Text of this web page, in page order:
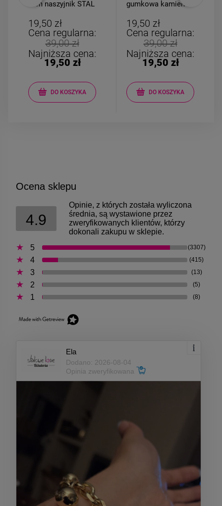
2cm naszyjnik STAL
19,50 zł
Cena regularna:
39,00 zł
Najniższa cena:
19,50 zł
DO KOSZYKA
gumkowa kamień
różowo biała
19,50 zł
Cena regularna:
39,00 zł
Najniższa cena:
19,50 zł
DO KOSZYKA
Ocena sklepu
4.9
Opinie, z których została wyliczona
średnia, są wystawione przez
zweryfikowanych klientów, którzy
dokonali zakupu w sklepie.
5
(3307)
4 (415)
3 (13)
2 (5)
1 (8)
Ela
Dodano: 2026-08-04
Opinia zweryfikowana